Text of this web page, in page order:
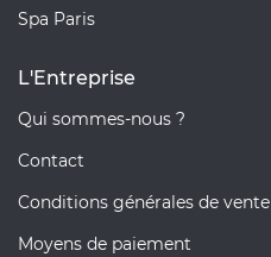
Spa Paris
L'Entreprise
Qui sommes-nous ?
Contact
Conditions générales de vente
Moyens de paiement